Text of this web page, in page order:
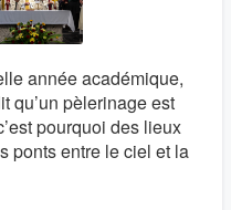
année académique,
qu’un pèlerinage est
pourquoi des lieux
ponts entre le ciel et la